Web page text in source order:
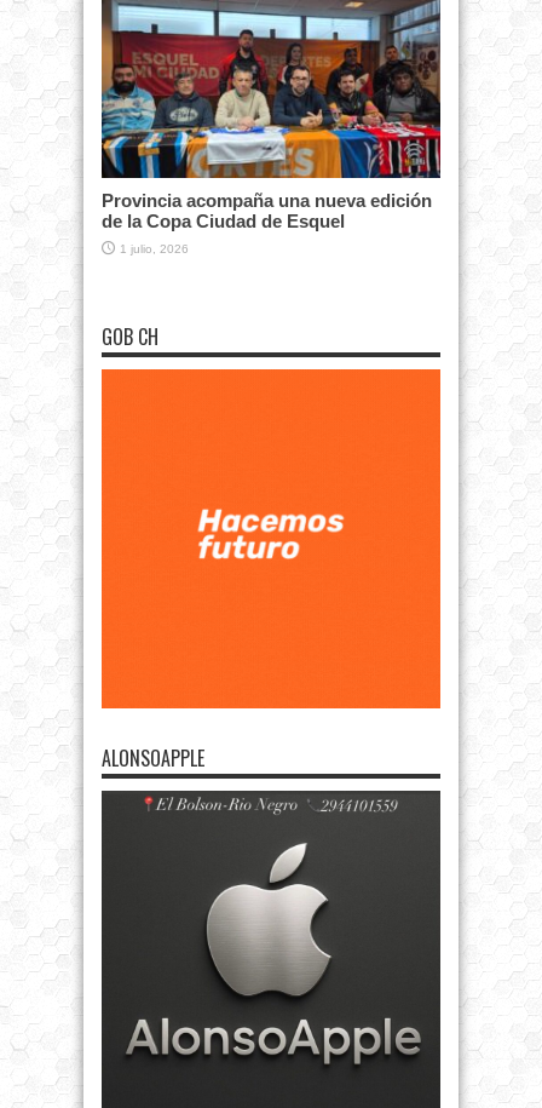
Provincia acompaña una nueva edición
de la Copa Ciudad de Esquel
1 julio, 2026
GOB CH
ALONSOAPPLE